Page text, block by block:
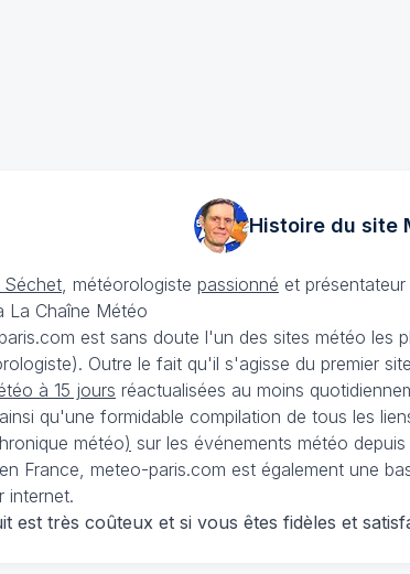
Histoire du site
Séchet , météorologiste passionné et
La Chaîne Météo
est sans doute l'un des sites météo les
Outre le fait qu'il s'agisse du premier
à 15 jours réactualisées au moins
, ainsi qu'une formidable compilation de tous les
météo) sur les événements météo
France, meteo-paris.com est également une
internet.
est très coûteux et si vous êtes fidèles et